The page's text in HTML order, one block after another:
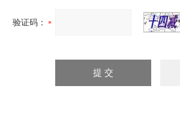
验证码：